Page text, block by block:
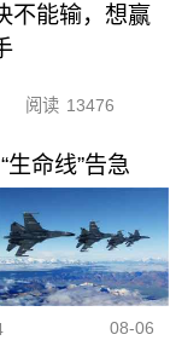
不能输，想赢
阅读 13476
命线”告急
08-06